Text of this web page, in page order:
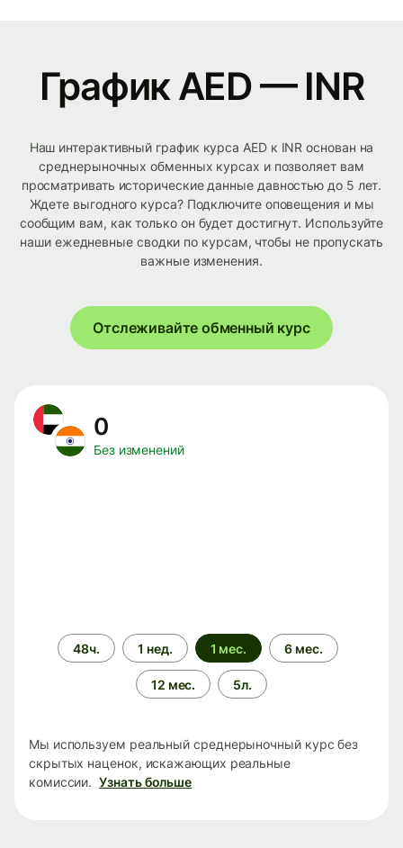
График AED — INR
Наш интерактивный график курса AED к INR основан на
среднерыночных обменных курсах и позволяет вам
просматривать исторические данные давностью до 5 лет.
Ждете выгодного курса? Подключите оповещения и мы
сообщим вам, как только он будет достигнут. Используйте
наши ежедневные сводки по курсам, чтобы не пропускать
важные изменения.
Отслеживайте обменный курс
0
Без изменений
Период
времени
48ч. 1 нед. 1 мес. 6 мес.
12 мес. 5л.
Мы используем реальный среднерыночный курс без
скрытых наценок, искажающих реальные
комиссии. Узнать больше